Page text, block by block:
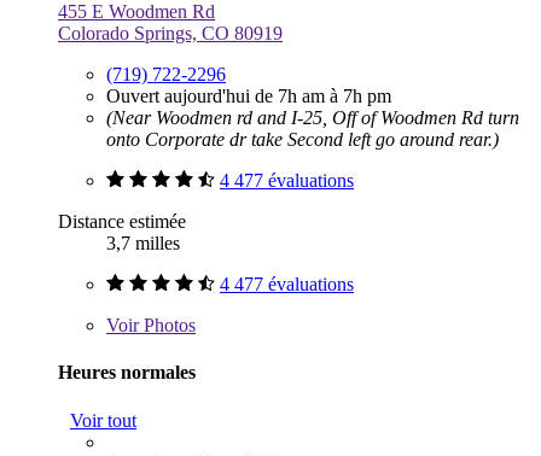
455 E Woodmen Rd
Colorado Springs, CO 80919
(719) 722-2296
Ouvert aujourd'hui de 7h am à 7h pm
(Near Woodmen rd and I-25, Off of Woodmen Rd turn
onto Corporate dr take Second left go around rear.)
4 477 évaluations
Distance estimée
3,7 milles
4 477 évaluations
VoirPhotos
Heures normales
Voir tout